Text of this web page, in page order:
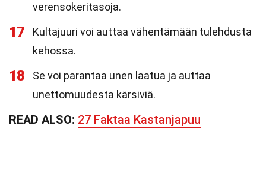
verensokeritasoja.
17
Kultajuuri voi auttaa vähentämään tulehdusta
kehossa.
18
Se voi parantaa unen laatua ja auttaa
unettomuudesta kärsiviä.
READ ALSO: 27 Faktaa Kastanjapuu